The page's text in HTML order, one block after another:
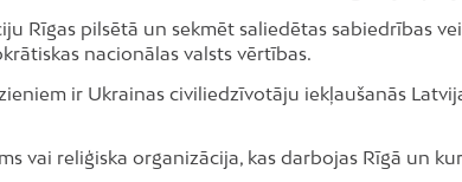
Rīgas pilsētā un sekmēt saliedētas sabiedrības
nacionālas valsts vērtības.
ir Ukrainas civiliedzīvotāju iekļaušanās
vai reliģiska organizācija, kas darbojas Rīgā un